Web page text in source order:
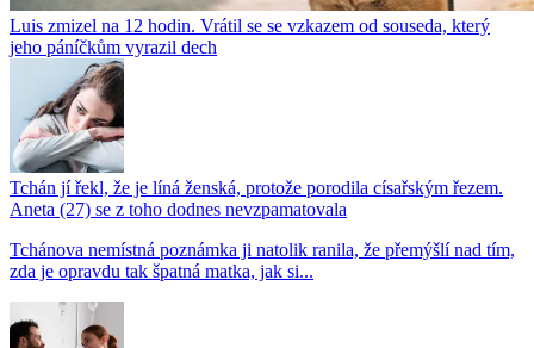
Luis zmizel na 12 hodin. Vrátil se se vzkazem od souseda, který
jeho páníčkům vyrazil dech
Tchán jí řekl, že je líná ženská, protože porodila císařským řezem.
Aneta (27) se z toho dodnes nevzpamatovala
Tchánova nemístná poznámka ji natolik ranila, že přemýšlí nad tím,
zda je opravdu tak špatná matka, jak si...